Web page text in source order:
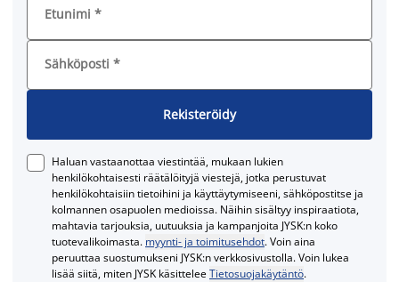
Etunimi *
Sähköposti *
Rekisteröidy
Haluan vastaanottaa viestintää, mukaan lukien
henkilökohtaisesti räätälöityjä viestejä, jotka perustuvat
henkilökohtaisiin tietoihini ja käyttäytymiseeni, sähköpostitse ja
kolmannen osapuolen medioissa. Näihin sisältyy inspiraatiota,
mahtavia tarjouksia, uutuuksia ja kampanjoita JYSK:n koko
tuotevalikoimasta. myynti- ja toimitusehdot. Voin aina
peruuttaa suostumukseni JYSK:n verkkosivustolla. Voin lukea
lisää siitä, miten JYSK käsitteleeTietosuojakäytäntö.